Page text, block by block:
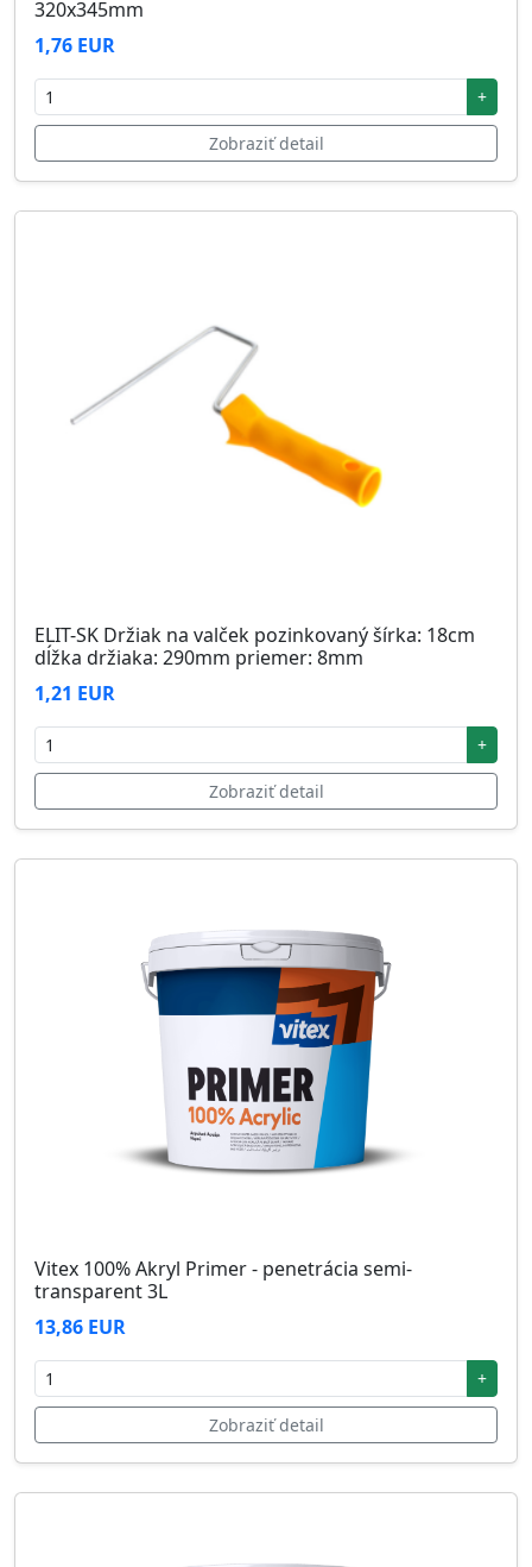
320x345mm
1,76 EUR
+
Zobraziť detail
ELIT-SK Držiak na valček pozinkovaný šírka: 18cm
dĺžka držiaka: 290mm priemer: 8mm
1,21 EUR
+
Zobraziť detail
Vitex 100% Akryl Primer - penetrácia semi-
transparent 3L
13,86 EUR
+
Zobraziť detail